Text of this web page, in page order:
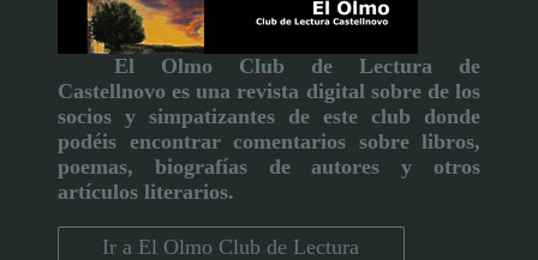
El Olmo Club de Lectura de
Castellnovo es una revista digital sobre de los
socios y simpatizantes de este club donde
podéis encontrar comentarios sobre libros,
poemas, biografías de autores y otros
artículos literarios.
Ir a El Olmo Club de Lectura